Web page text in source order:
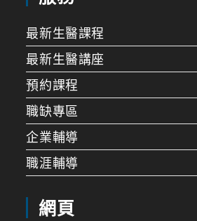
最新生醫課程
最新生醫講座
預約課程
職缺專區
企業輔導
職涯輔導
網頁